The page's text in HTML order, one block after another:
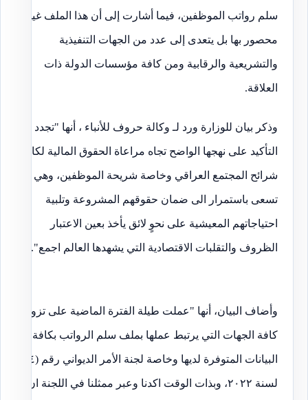
سلم رواتب الموظفين، فيما أشارت إلى أن هذا الملف غير
محصور بها بل يتعدى إلى عدد من الجهات التنفيذية
والتشريعية والرقابية ومن كافة مؤسسات الدولة ذات
العلاقة.
وذكر بيان للوزارة ورد لـ وكالة حروف للأنباء ، أنها "تجدد
التأكيد على نهجها الواضح تجاه مراعاة الحقوق المالية لكافة
شرائح المجتمع العراقي وخاصة شريحة الموظفين، وهي
تسعى باستمرار الى ضمان حقوقهم المشروعة وتلبية
احتياجاتهم المعيشية على نحوٍ لائق يأخذ بعين الاعتبار
الظروف والتقلبات الاقتصادية التي يشهدها العالم اجمع".
وأضاف البيان، أنها "عملت طيلة الفترة الماضية على تزويد
كافة الجهات التي يرتبط عملها بملف سلم الرواتب بكافة
لسنة ٢٠٢٢، وبذات الوقت اكدنا وعبر ممثلنا في اللجنة ان